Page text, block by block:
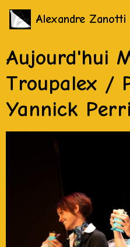
Alexandre Zanotti
Aujourd'hui
Troupalex /
Yannick